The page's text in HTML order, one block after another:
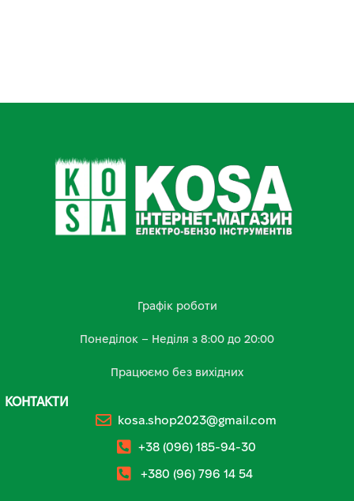
Графік роботи
Понеділок – Неділя з 8:00 до 20:00
Працюємо без вихідних
КОНТАКТИ
kosa.shop2023@gmail.com
+38 (096) 185-94-30
+380 (96) 796 14 54